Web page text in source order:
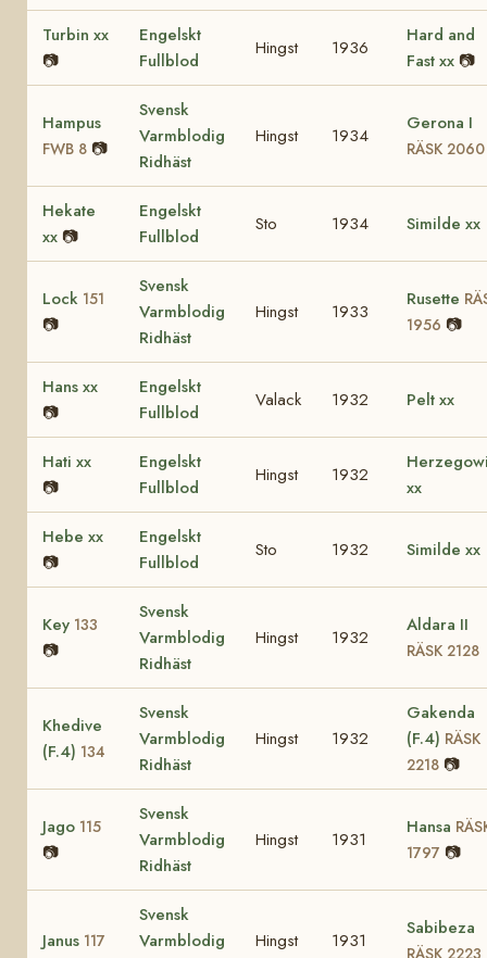
Turbin xx
📷
Engelskt
Fullblod
Hingst 1936
Hard and
Fast xx 📷
Hampus
FWB 8 📷
Svensk
Varmblodig
Ridhäst
Hingst 1934
Gerona I
RÄSK 2060
Hekate
xx 📷
Engelskt
Fullblod
Sto 1934 Similde xx
Lock 151
📷
Svensk
Varmblodig
Ridhäst
Hingst 1933
Rusette
1956 📷
Hans xx
📷
Engelskt
Fullblod
Valack 1932 Pelt xx
Hati xx
📷
Engelskt
Fullblod
Hingst 1932
xx
Hebe xx
📷
Engelskt
Fullblod
Sto 1932 Similde xx
Key 133
📷
Svensk
Varmblodig
Ridhäst
Hingst 1932
Aldara II
RÄSK 2128
Khedive
(F.4) 134
Svensk
Varmblodig
Ridhäst
Hingst 1932
Gakenda
(F.4) RÄSK
2218 📷
Jago 115
📷
Svensk
Varmblodig
Ridhäst
Hingst 1931
Hansa
1797 📷
Janus 117
Svensk
Varmblodig
Hingst 1931
Sabibeza